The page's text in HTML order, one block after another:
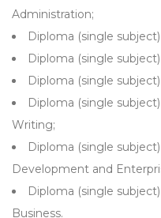
Administration;
Diploma (single
Diploma (single
Diploma (single
Diploma (single
Writing;
Diploma (single
Development and
Diploma (single
Business.